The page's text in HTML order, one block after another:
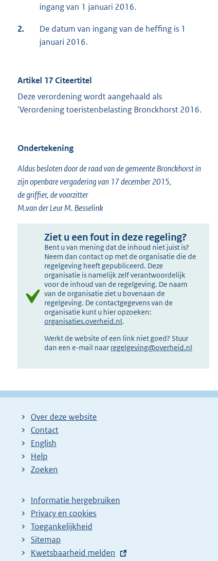
ingang van 1 januari 2016.
2.
De datum van ingang van de heffing is 1
januari 2016.
Artikel 17 Citeertitel
Deze verordening wordt aangehaald als
'Verordening toeristenbelasting Bronckhorst 2016.
Ondertekening
Aldus besloten door de raad van de gemeente Bronckhorst in
zijn openbare vergadering van 17 december 2015,
de griffier, de voorzitter
M.van der Leur M. Besselink
Ziet u een fout in deze regeling?
Bent u van mening dat de inhoud niet juist is?
Neem dan contact op met de organisatie die de
regelgeving heeft gepubliceerd. Deze
organisatie is namelijk zelf verantwoordelijk
voor de inhoud van de regelgeving. De naam
van de organisatie ziet u bovenaan de
regelgeving. De contactgegevens van de
organisatie kunt u hier opzoeken:
organisaties.overheid.nl.
Werkt de website of een link niet goed? Stuur
dan een e-mail naar regelgeving@overheid.nl
Over deze website
Contact
English
Help
Zoeken
Informatie hergebruiken
Privacy en cookies
Toegankelijkheid
Sitemap
E
Kwetsbaarheid melden